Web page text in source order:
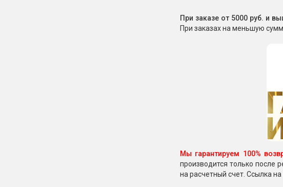
При заказе от 5000 руб. и
При заказах на меньшую
Мы гарантируем 100%
производится только после
на расчетный счет. Ссылка на